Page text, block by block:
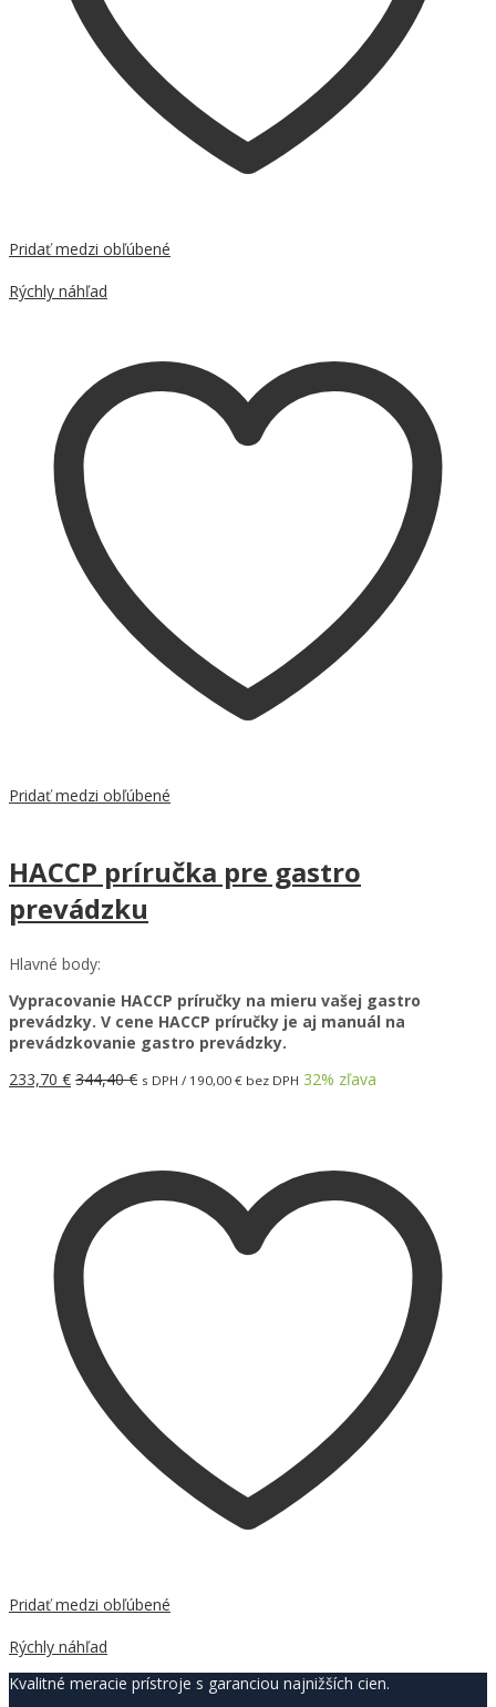
Pridať medzi obľúbené
Rýchly náhľad
Pridať medzi obľúbené
HACCP príručka pre gastro
prevádzku
Hlavné body:
Vypracovanie HACCP príručky na mieru vašej gastro
prevádzky. V cene HACCP príručky je aj manuál na
prevádzkovanie gastro prevádzky.
233,70 € 344,40€ s DPH / 190,00 € bez DPH 32% zľava
Pridať medzi obľúbené
Rýchly náhľad
Kvalitné meracie prístroje s garanciou najnižších cien.